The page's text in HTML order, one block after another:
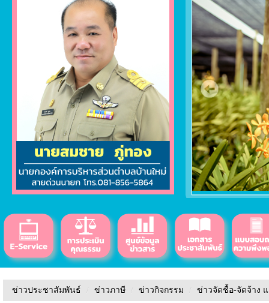
ข่าวประชาสัมพันธ์ / ข่าวภาษี / ข่าวกิจกรรม / ข่าวจัดชื้อ-จัดจ้าง